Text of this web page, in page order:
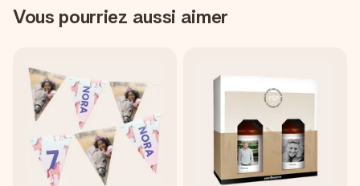
Vous pourriez aussi aimer